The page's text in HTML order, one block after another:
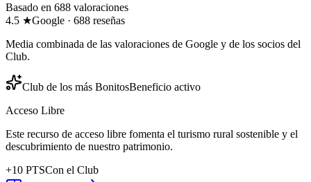
Basado en 688 valoraciones
4.5 ★Google · 688 reseñas
Media combinada de las valoraciones de Google y de los socios del
Club.
Club de los más BonitosBeneficio activo
Acceso Libre
Este recurso de acceso libre fomenta el turismo rural sostenible y el
descubrimiento de nuestro patrimonio.
+10 PTSCon el Club